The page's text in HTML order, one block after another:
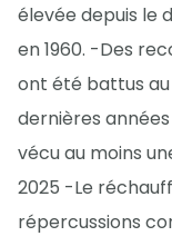
élevée depuis le
en 1960. -Des
ont été battus
dernières
vécu au moins
2025 -Le
répercussions